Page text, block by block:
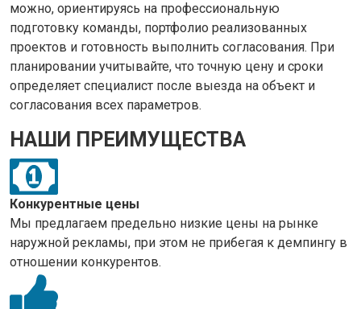
можно, ориентируясь на профессиональную
подготовку команды, портфолио реализованных
проектов и готовность выполнить согласования. При
планировании учитывайте, что точную цену и сроки
определяет специалист после выезда на объект и
согласования всех параметров.
НАШИ ПРЕИМУЩЕСТВА
Конкурентные цены
Мы предлагаем предельно низкие цены на рынке
наружной рекламы, при этом не прибегая к демпингу в
отношении конкурентов.